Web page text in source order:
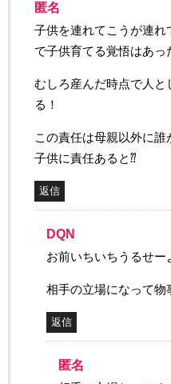
匿名
子供を連れてこうが連れ
で子供育てる覚悟はあっ
むしろ産んだ時点で人
る！
この責任は母親以外に誰
子供に責任あると⁇
返信
DQN
お前いちいちうるせー
相手の立場になって物
返信
匿名